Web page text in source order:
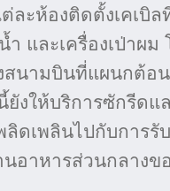
ละห้องติดตั้งเคเบิ
และเครื่องเป่าผม
สนามบินที่แผนกต้อ
งให้บริการซักรีดแ
ลิดเพลินไปกับการรั
อาหารส่วนกลางข